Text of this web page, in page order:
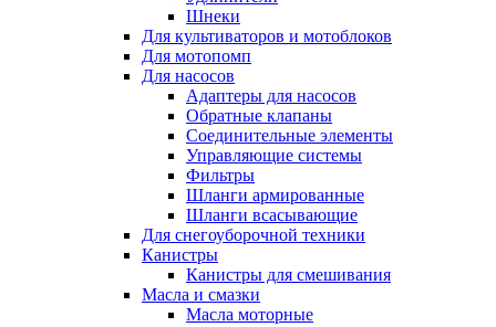
Шнеки
Для культиваторов и мотоблоков
Для мотопомп
Для насосов
Адаптеры для насосов
Обратные клапаны
Соединительные элементы
Управляющие системы
Фильтры
Шланги армированные
Шланги всасывающие
Для снегоуборочной техники
Канистры
Канистры для смешивания
Масла и смазки
Масла моторные